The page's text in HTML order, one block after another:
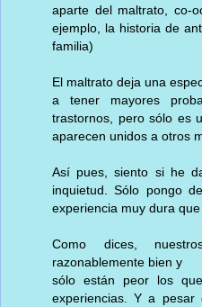
aparte del maltrato, co-
ejemplo, la historia de
familia)
El maltrato deja una
a tener mayores
trastornos, pero sólo es
aparecen unidos a otros
Así pues, siento si he
inquietud. Sólo pongo
experiencia muy dura
Como dices,
razonablemente bien y
sólo están peor los
experiencias. Y a